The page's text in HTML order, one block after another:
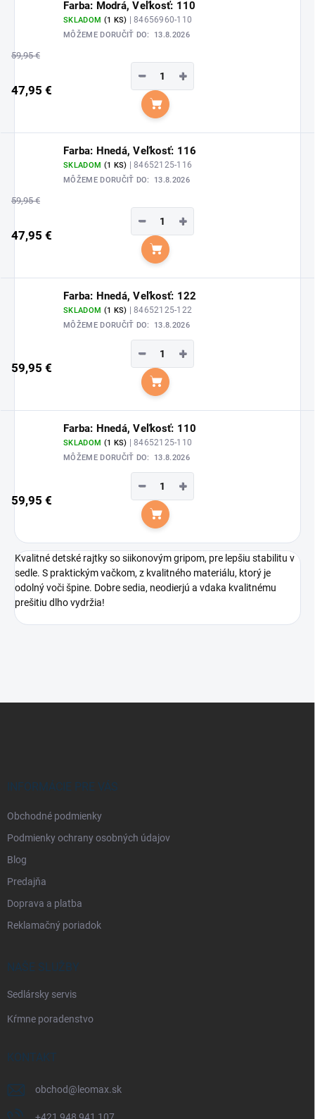
Farba: Modrá, Veľkosť: 110
SKLADOM (1 KS) | 84656960-110
MÔŽEME DORUČIŤ DO: 13.8.2026
59,95 €
47,95 €
+
−
Do košíka
Farba: Hnedá, Veľkosť: 116
SKLADOM (1 KS) | 84652125-116
MÔŽEME DORUČIŤ DO: 13.8.2026
59,95 €
47,95 €
+
−
Do košíka
Farba: Hnedá, Veľkosť: 122
SKLADOM (1 KS) | 84652125-122
MÔŽEME DORUČIŤ DO: 13.8.2026
59,95 €
+
−
Do košíka
Farba: Hnedá, Veľkosť: 110
SKLADOM (1 KS) | 84652125-110
MÔŽEME DORUČIŤ DO: 13.8.2026
59,95 €
+
−
Do košíka
Kvalitné detské rajtky so siikonovým gripom, pre lepšiu stabilitu v
sedle. S praktickým vačkom, z kvalitného materiálu, ktorý je
odolný voči špine. Dobre sedia, neodierjú a vdaka kvalitnému
prešitiu dlho vydržia!
INFORMÁCIE PRE VÁS
Obchodné podmienky
Podmienky ochrany osobných údajov
Blog
Predajňa
Doprava a platba
Reklamačný poriadok
NAŠE SLUŽBY
Sedlársky servis
Kŕmne poradenstvo
KONTAKT
obchod@ leomax.sk